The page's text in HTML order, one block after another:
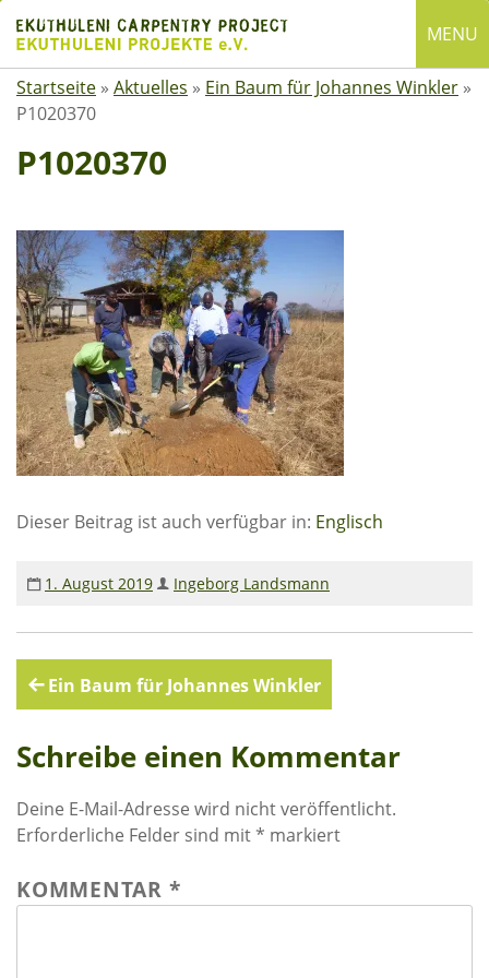
content
MENU
English
Deutsch
SUCHE
nach:
ÜBER EKUTHULENI
Startseite
Über uns
Satzung
Mitgliedschaft
Spenden
Rechenschaftsberichte
Ausbildung in Ekuthuleni
Berichte aus Gumtree
INFORMATIONEN
Aktuelles
Rundbriefe
Termine
Startseite » Aktuelles » Ein Baum für Johannes Winkler »
P1020370
P1020370
Dieser Beitrag ist auch verfügbar in: Englisch
1. August 2019 Ingeborg Landsmann
Beitragsnavigation
Ein Baum für Johannes Winkler
Schreibe einen Kommentar
Deine E-Mail-Adresse wird nicht veröffentlicht.
Erforderliche Felder sind mit* markiert
KOMMENTAR *